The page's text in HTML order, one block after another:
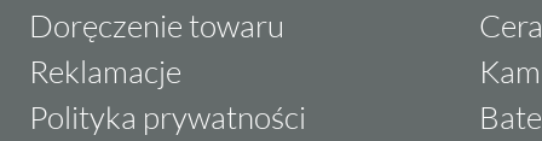
Doręczenie towaru
Reklamacje
Polityka prywatności